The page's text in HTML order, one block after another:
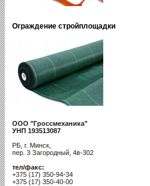
Ограждение стройплощадки
ООО "Гроссмеханика"
УНП 193513087
РБ, г. Минск,
пер. 3 Загородный, 4в-302
тел/факс:
+375 (17) 350-94-34
+375 (17) 350-40-00